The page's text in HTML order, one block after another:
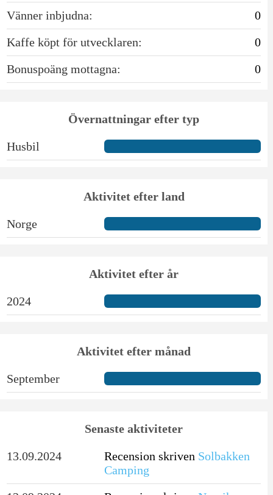
Vänner inbjudna:
0
Kaffe köpt för utvecklaren:
0
Bonuspoäng mottagna:
0
Övernattningar efter typ
Husbil
Aktivitet efter land
Norge
Aktivitet efter år
2024
Aktivitet efter månad
September
Senaste aktiviteter
13.09.2024 Recension skriven Solbakken
Camping